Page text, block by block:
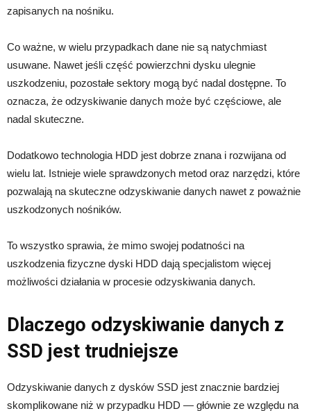
zapisanych na nośniku.
Co ważne, w wielu przypadkach dane nie są natychmiast
usuwane. Nawet jeśli część powierzchni dysku ulegnie
uszkodzeniu, pozostałe sektory mogą być nadal dostępne. To
oznacza, że odzyskiwanie danych może być częściowe, ale
nadal skuteczne.
Dodatkowo technologia HDD jest dobrze znana i rozwijana od
wielu lat. Istnieje wiele sprawdzonych metod oraz narzędzi, które
pozwalają na skuteczne odzyskiwanie danych nawet z poważnie
uszkodzonych nośników.
To wszystko sprawia, że mimo swojej podatności na
uszkodzenia fizyczne dyski HDD dają specjalistom więcej
możliwości działania w procesie odzyskiwania danych.
Dlaczego odzyskiwanie danych z
SSD jest trudniejsze
Odzyskiwanie danych z dysków SSD jest znacznie bardziej
skomplikowane niż w przypadku HDD — głównie ze względu na